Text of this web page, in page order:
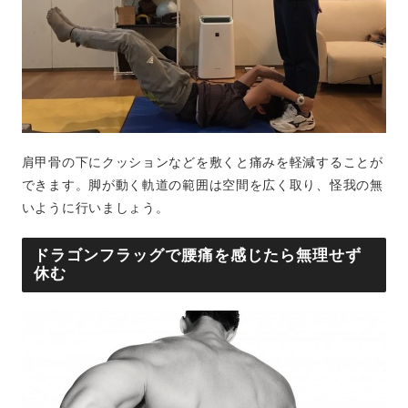
肩甲骨の下にクッションなどを敷くと痛みを軽減することが
できます。脚が動く軌道の範囲は空間を広く取り、怪我の無
いように行いましょう。
ドラゴンフラッグで腰痛を感じたら無理せず
休む